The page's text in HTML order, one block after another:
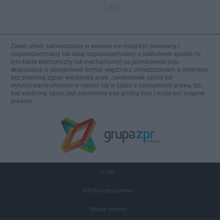
Żaden utwór zamieszczony w serwisie nie może być powielany i
rozpowszechniany lub dalej rozpowszechniany w jakikolwiek sposób (w
tym także elektroniczny lub mechaniczny) na jakimkolwiek polu
eksploatacji w jakiejkolwiek formie, włącznie z umieszczaniem w Internecie
bez pisemnej zgody właściciela praw. Jakiekolwiek użycie lub
wykorzystanie utworów w całości lub w części z naruszeniem prawa, tzn.
bez właściwej zgody, jest zabronione pod groźbą kary i może być ścigane
prawnie.
O nas
Informacje prawne
Nasze serwisy